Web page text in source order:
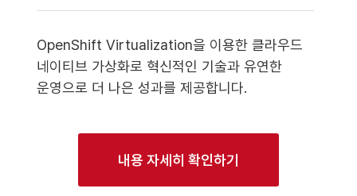
OpenShift Virtualization을 이용한 클라우드
네이티브 가상화로 혁신적인 기술과 유연한
운영으로 더 나은 성과를 제공합니다.
내용 자세히 확인하기